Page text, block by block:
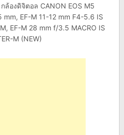
ล้องดิจิตอล CANON EOS M5
EF-M 11-12 mm F4-5.6 IS
EF-M 28 mm f/3.5 MACRO IS
M (NEW)